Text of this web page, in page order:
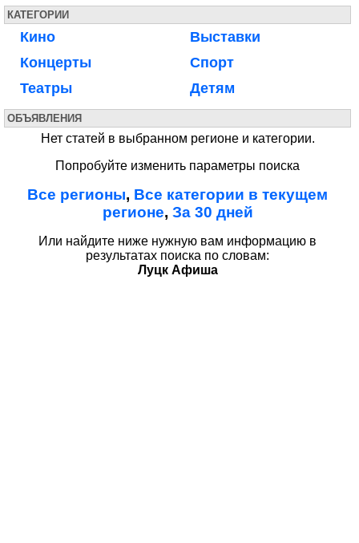
КАТЕГОРИИ
Кино
Концерты
Театры
Выставки
Спорт
Детям
ОБЪЯВЛЕНИЯ
Нет статей в выбранном регионе и категории.
Попробуйте изменить параметры поиска
Все регионы, Все категории в текущем
регионе, За 30 дней
Или найдите ниже нужную вам информацию в
результатах поиска по словам:
Луцк Афиша